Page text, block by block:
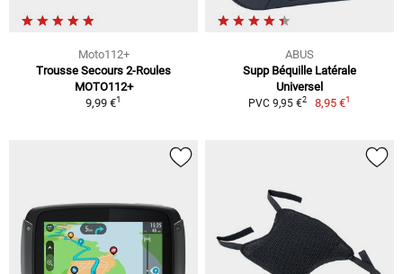
Moto112+
Trousse Secours 2-Roules
MOTO112+
9,99 €1
ABUS
Supp Béquille Latérale
Universel
PVC 9,95 €2 8,95 €1